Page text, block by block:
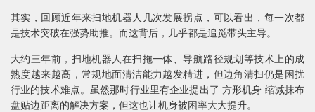
其实，回顾近年来扫地机器人几次发展拐点，可以看出，每一次都
是技术突破在强势助推。而这背后，几乎都是追觅带头主导。
大约三年前，扫地机器人在扫拖一体、导航路径规划等技术上的成
熟度越来越高，常规地面清洁能力越发精进，但边角清扫仍是困扰
行业的技术难点。虽然那时行业里有企业提出了 方形机身 缩减抹布
盘贴边距离的解决方案，但这也让机身被困率大大提升。